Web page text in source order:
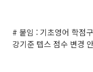
# 붙임 : 기초영어 학점
강기준 텝스 점수 변경